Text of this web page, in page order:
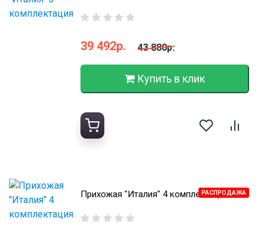
39 492р. 43 880р.
Купить в клик
РАСПРОДАЖА
Прихожая "Италия" 4 комплектация